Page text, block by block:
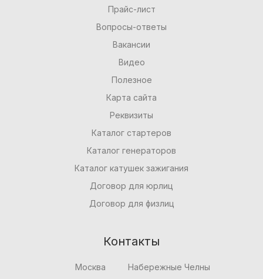
Прайс-лист
Вопросы-ответы
Вакансии
Видео
Полезное
Карта сайта
Реквизиты
Каталог стартеров
Каталог генераторов
Каталог катушек зажигания
Договор для юрлиц
Договор для физлиц
Контакты
Москва
Набережные Челны